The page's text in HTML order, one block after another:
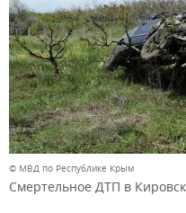
© МВД по Республике Крым
Смертельное ДТП в